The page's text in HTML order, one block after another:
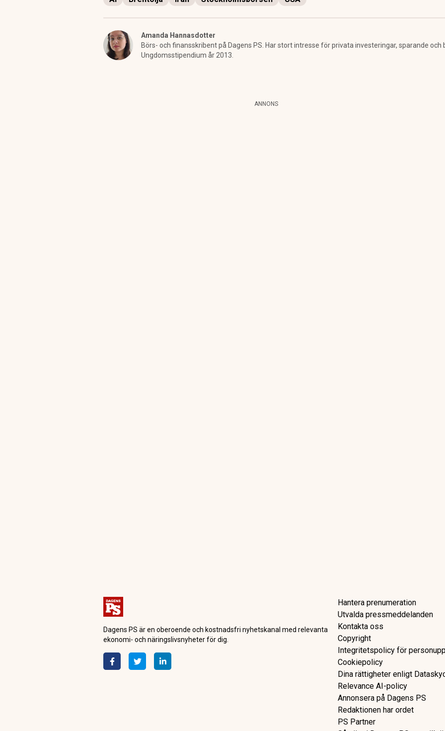
Amanda Hannasdotter
Börs- och finansskribent på Dagens PS. Har stort intresse för privata investeringar, sparande
Ungdomsstipendium år 2013.
ANNONS
Dagens PS är en oberoende och kostnadsfri nyhetskanal med relevanta
ekonomi- och näringslivsnyheter för dig.
Hantera prenumeration
Utvalda pressmeddelanden
Kontakta oss
Copyright
Integritetspolicy för
Cookiepolicy
Dina rättigheter enligt
Relevance AI-policy
Annonsera på Dagens PS
Redaktionen har ordet
PS Partner